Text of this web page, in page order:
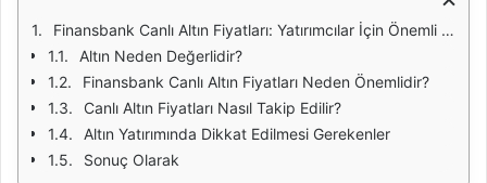
Finansbank Canlı Altın Fiyatları: Yatırımcılar İçin Önemli Bir Kaynak
Altın Neden Değerlidir?
Finansbank Canlı Altın Fiyatları Neden Önemlidir?
Canlı Altın Fiyatları Nasıl Takip Edilir?
Altın Yatırımında Dikkat Edilmesi Gerekenler
Sonuç Olarak